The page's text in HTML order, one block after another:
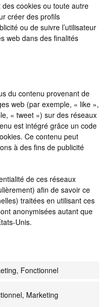
cookies ou toute autre
créer des profils
ou de suivre l’utilisateur
web dans des finalités
du contenu provenant de
web (par exemple, « like »,
« tweet ») sur des réseaux
est intégré grâce un code
Ce contenu peut
à des fins de publicité
de ces réseaux
afin de savoir ce
traitées en utilisant ces
anonymisées autant que
Unis.
Fonctionnel
Marketing